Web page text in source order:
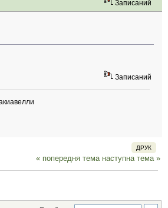
Записаний
Записаний
ДРУК
« попередня тема наступна тема »